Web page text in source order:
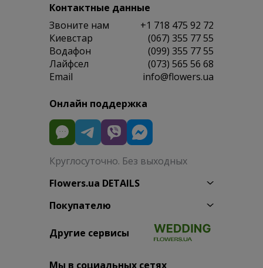
Контактные данные
Звоните нам
+1 718 475 92 72
Киевстар
(067) 355 77 55
Водафон
(099) 355 77 55
Лайфсел
(073) 565 56 68
Email
info@flowers.ua
Онлайн поддержка
Круглосуточно. Без выходных
Flowers.ua DETAILS
Покупателю
Другие сервисы
Мы в социальных сетях